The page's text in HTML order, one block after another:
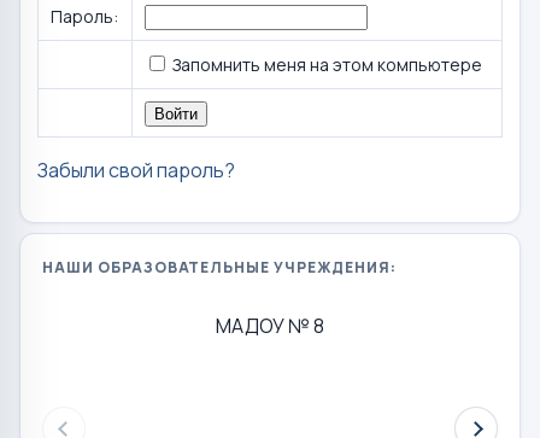
Пароль:
Запомнить меня на этом компьютере
Забыли свой пароль?
НАШИ ОБРАЗОВАТЕЛЬНЫЕ УЧРЕЖДЕНИЯ:
МАДОУ № 8